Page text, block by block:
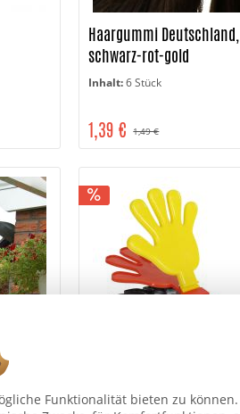
Haargummi Deutschland,
schwarz-rot-gold
Inhalt:6 Stück
1,49 €
1,39 €
gold
schwarz-rot-gold
Funktionalität bieten zu